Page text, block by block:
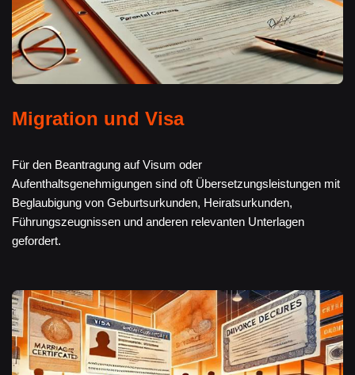
Migration und Visa
Für den Beantragung auf Visum oder
Aufenthaltsgenehmigungen sind oft Übersetzungsleistungen mit
Beglaubigung von Geburtsurkunden, Heiratsurkunden,
Führungszeugnissen und anderen relevanten Unterlagen
gefordert.